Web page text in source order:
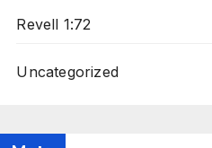
Revell 1:72
Uncategorized